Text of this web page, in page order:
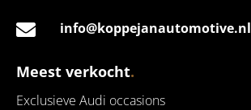
info@koppejanautomotive.nl
Meest verkocht.
Exclusieve Audi occasions